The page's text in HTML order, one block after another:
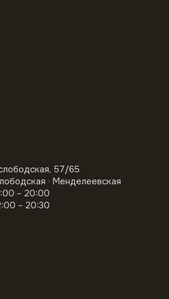
57/65
· Менделеевская
– 20:00
– 20:30